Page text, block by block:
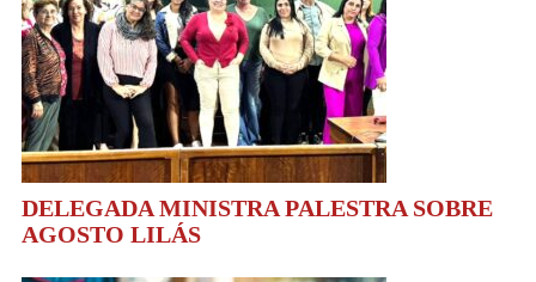
DELEGADA MINISTRA PALESTRA SOBRE
AGOSTO LILÁS